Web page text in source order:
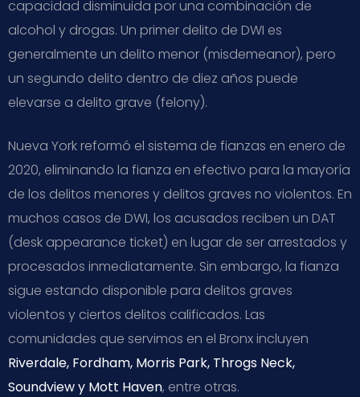
capacidad disminuida por una combinación de
alcohol y drogas. Un primer delito de DWI es
generalmente un delito menor (misdemeanor), pero
un segundo delito dentro de diez años puede
elevarse a delito grave (felony).
Nueva York reformó el sistema de fianzas en enero de
2020, eliminando la fianza en efectivo para la mayoría
de los delitos menores y delitos graves no violentos. En
muchos casos de DWI, los acusados reciben un DAT
(desk appearance ticket) en lugar de ser arrestados y
procesados inmediatamente. Sin embargo, la fianza
sigue estando disponible para delitos graves
violentos y ciertos delitos calificados. Las
comunidades que servimos en el Bronx incluyen
Riverdale, Fordham, Morris Park, Throgs Neck,
Soundview y Mott Haven, entre otras.